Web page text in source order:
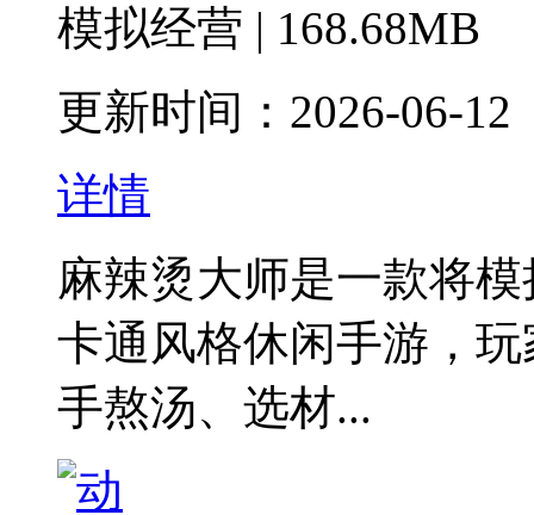
模拟经营 | 168.68MB
更新时间：2026-06-12
详情
麻辣烫大师是一款将
卡通风格休闲手游，
手熬汤、选材...